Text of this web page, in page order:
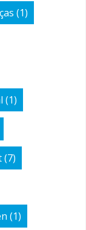
(1)
(1)
(7)
(1)